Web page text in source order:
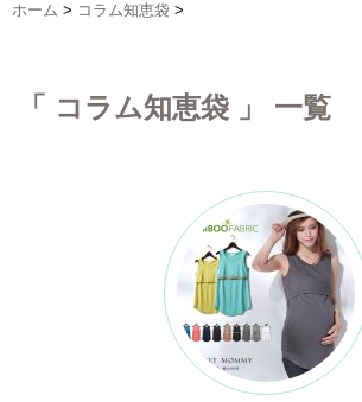
ホーム > コラム知恵袋 >
「 コラム知恵袋 」 一覧